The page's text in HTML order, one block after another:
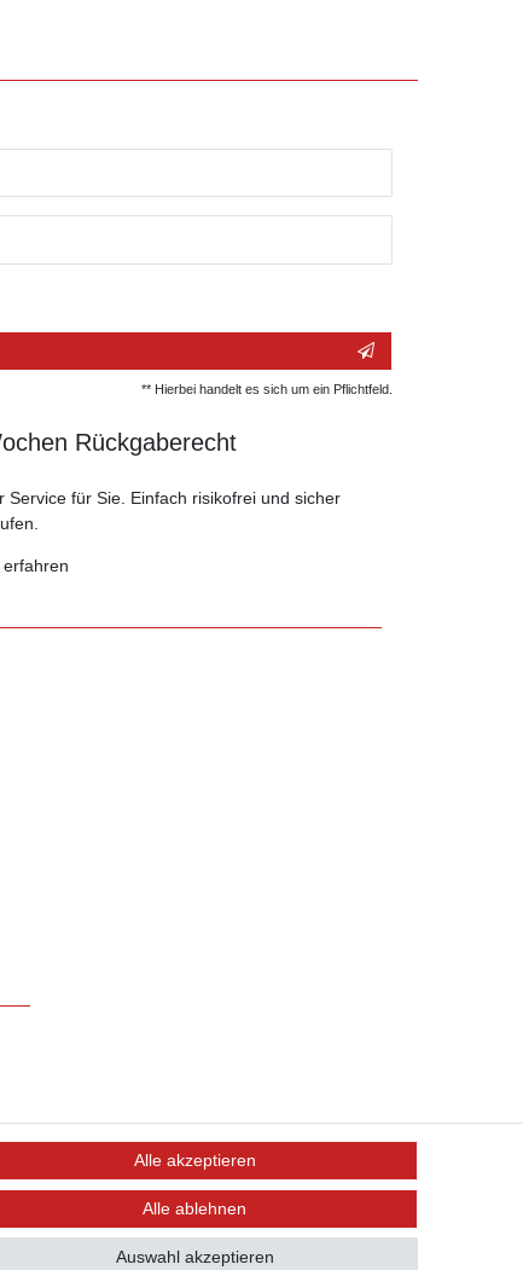
** Hierbei handelt es sich um ein Pflichtfeld.
Rückgaberecht
Service für Sie. Einfach risikofrei und sicher
erfahren
Alle akzeptieren
Alle ablehnen
Auswahl akzeptieren